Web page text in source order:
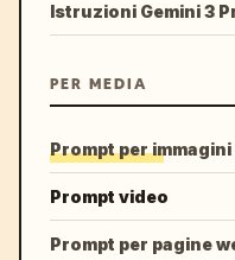
Istruzioni Gemini 3
PER MEDIA
Prompt per immagini
Prompt video
Prompt per pagine